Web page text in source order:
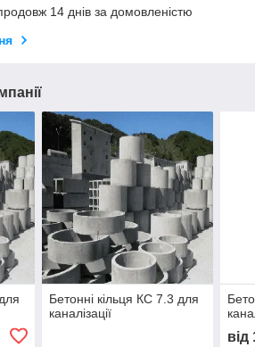
14 днів за домовленістю
Бетонні кільця КС 7.3 для
каналізації
від